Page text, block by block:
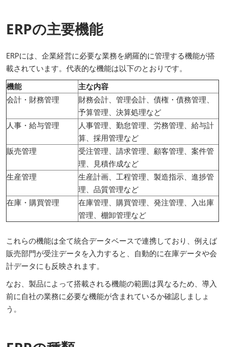
ERPの主要機能
ERPには、企業経営に必要な業務を網羅的に管理する機能が搭
載されています。代表的な機能は以下のとおりです。
機能
主な内容
会計・財務管理
財務会計、管理会計、債権・債務管理、
予算管理、決算処理など
人事・給与管理
人事管理、勤怠管理、労務管理、給与計
算、採用管理など
販売管理
受注管理、請求管理、顧客管理、案件管
理、見積作成など
生産管理
生産計画、工程管理、製造指示、進捗管
理、品質管理など
在庫・購買管理
在庫管理、購買管理、発注管理、入出庫
管理、棚卸管理など
これらの機能は全て統合データベースで連携しており、例えば
販売部門が受注データを入力すると、自動的に在庫データや会
計データにも反映されます。
なお、製品によって搭載される機能の範囲は異なるため、導入
前に自社の業務に必要な機能が含まれているか確認しましょ
う。